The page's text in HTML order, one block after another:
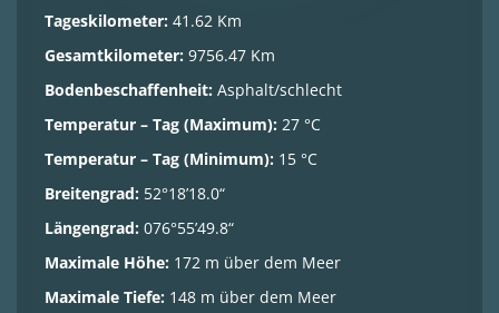
Tageskilometer: 41.62 Km
Gesamtkilometer: 9756.47 Km
Bodenbeschaffenheit: Asphalt/schlecht
Temperatur – Tag (Maximum): 27 °C
Temperatur – Tag (Minimum): 15 °C
Breitengrad: 52°18’18.0“
Längengrad: 076°55’49.8“
Maximale Höhe: 172 m über dem Meer
Maximale Tiefe: 148 m über dem Meer